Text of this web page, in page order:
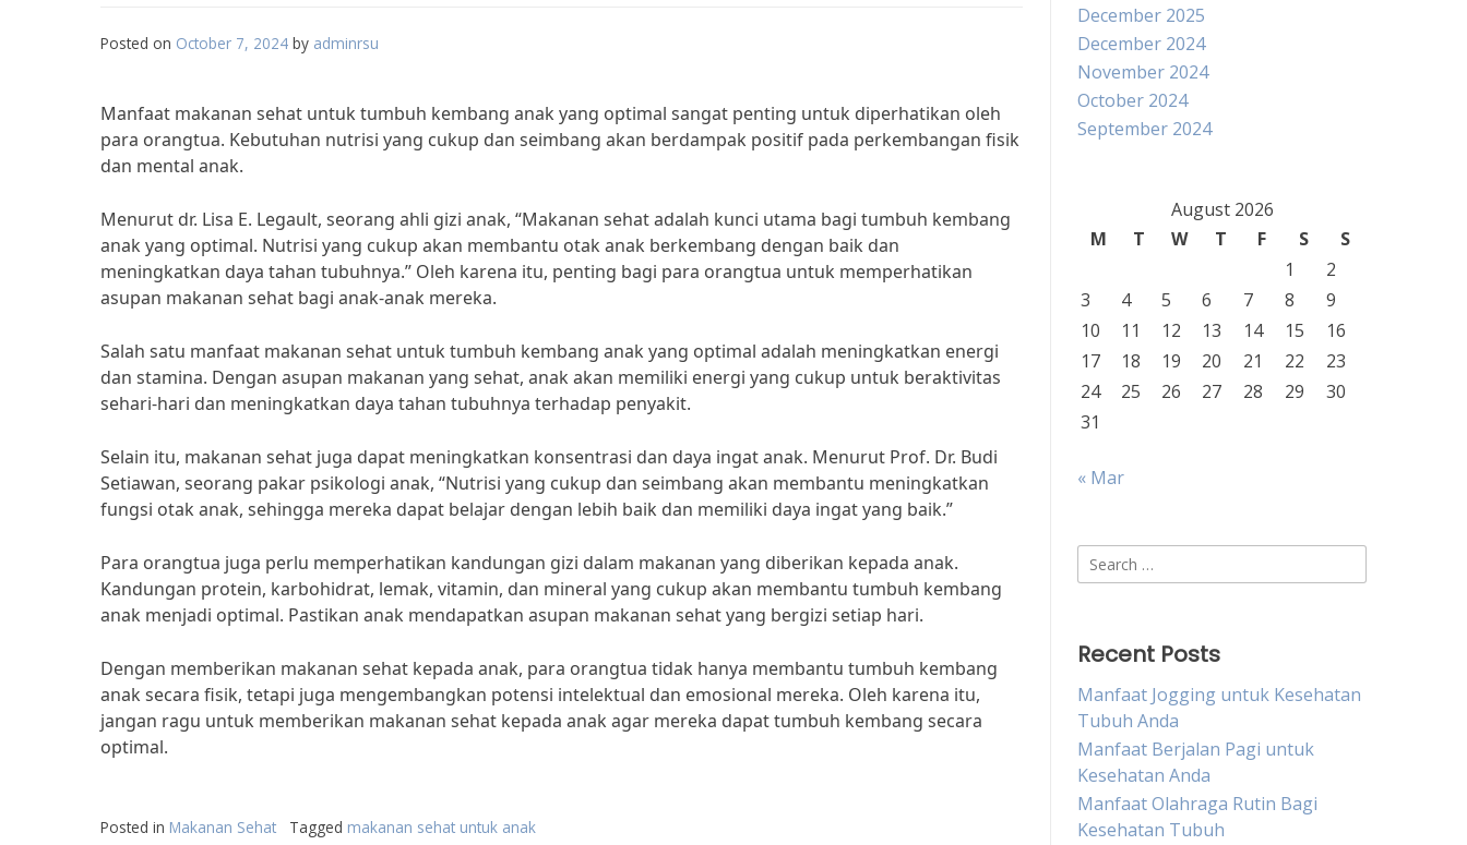
Posted on October 7, 2024 by adminrsu
Manfaat makanan sehat untuk tumbuh kembang anak yang optimal sangat penting untuk diperhatikan oleh
para orangtua. Kebutuhan nutrisi yang cukup dan seimbang akan berdampak positif pada perkembangan fisik
dan mental anak.
Menurut dr. Lisa E. Legault, seorang ahli gizi anak, “Makanan sehat adalah kunci utama bagi tumbuh kembang
anak yang optimal. Nutrisi yang cukup akan membantu otak anak berkembang dengan baik dan
meningkatkan daya tahan tubuhnya.” Oleh karena itu, penting bagi para orangtua untuk memperhatikan
asupan makanan sehat bagi anak-anak mereka.
Salah satu manfaat makanan sehat untuk tumbuh kembang anak yang optimal adalah meningkatkan energi
dan stamina. Dengan asupan makanan yang sehat, anak akan memiliki energi yang cukup untuk beraktivitas
sehari-hari dan meningkatkan daya tahan tubuhnya terhadap penyakit.
Selain itu, makanan sehat juga dapat meningkatkan konsentrasi dan daya ingat anak. Menurut Prof. Dr. Budi
Setiawan, seorang pakar psikologi anak, “Nutrisi yang cukup dan seimbang akan membantu meningkatkan
fungsi otak anak, sehingga mereka dapat belajar dengan lebih baik dan memiliki daya ingat yang baik.”
Para orangtua juga perlu memperhatikan kandungan gizi dalam makanan yang diberikan kepada anak.
Kandungan protein, karbohidrat, lemak, vitamin, dan mineral yang cukup akan membantu tumbuh kembang
anak menjadi optimal. Pastikan anak mendapatkan asupan makanan sehat yang bergizi setiap hari.
Dengan memberikan makanan sehat kepada anak, para orangtua tidak hanya membantu tumbuh kembang
anak secara fisik, tetapi juga mengembangkan potensi intelektual dan emosional mereka. Oleh karena itu,
jangan ragu untuk memberikan makanan sehat kepada anak agar mereka dapat tumbuh kembang secara
optimal.
Posted in Makanan Sehat Tagged makanan sehat untuk anak
December 2025
December 2024
November 2024
October 2024
September 2024
August 2026
M
T W T F S
S
1
2
3
4 5 6 7 8
9
10
11 12 13 14 15
16
17
18 19 20 21 22
23
24
25 26 27 28 29
30
31
« Mar
Search
for:
Recent Posts
Manfaat Jogging untuk Kesehatan
Tubuh Anda
Manfaat Berjalan Pagi untuk
Kesehatan Anda
Manfaat Olahraga Rutin Bagi
Kesehatan Tubuh